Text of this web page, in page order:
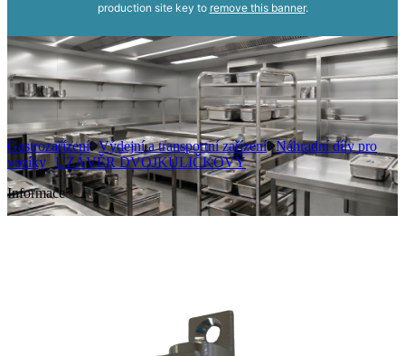
production site key to remove this banner.
Gastrozařízení Výdejní a transportní zařízení Náhradní díly pro
vozíky UZÁVĚR DVOJKULIČKOVÝ
Informace